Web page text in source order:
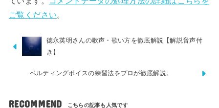
ご覧ください。
徳永英明さんの歌声・歌い方を徹底解説【解説音声付
き】
ベルティングボイスの練習法をプロが徹底解説。
RECOMMEND